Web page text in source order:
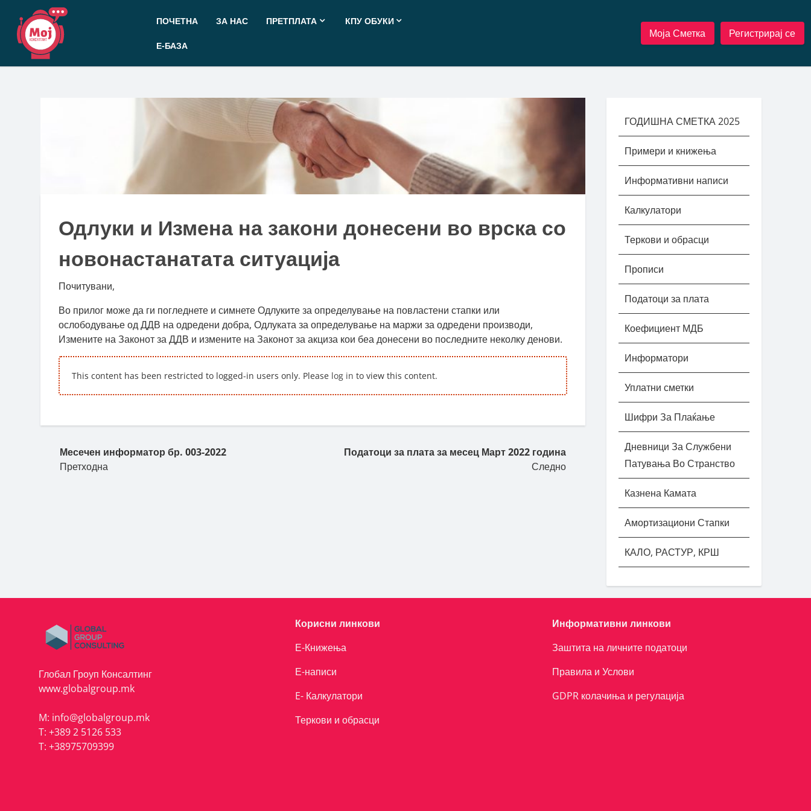
Прескокнете
содржината
ПОЧЕТНА ЗА НАС ПРЕТПЛАТА КПУ ОБУКИ
Е-БАЗА
Моја Сметка Регистрирај се
Одлуки и Измена на закони донесени во врска со
новонастанатата ситуација
Почитувани,
Во прилог може да ги погледнете и симнете Одлуките за определување на повластени стапки или
ослободување од ДДВ на одредени добра, Одлуката за определување на маржи за одредени производи,
Измените на Законот за ДДВ и измените на Законот за акциза кои беа донесени во последните неколку денови.
This content has been restricted to logged-in users only. Please log in to view this content.
Месечен информатор бр. 003-2022
Претходна
Податоци за плата за месец Март 2022 година
Следно
ГОДИШНА СМЕТКА 2025
Примери и книжења
Информативни написи
Калкулатори
Теркови и обрасци
Прописи
Податоци за плата
Коефициент МДБ
Информатори
Уплатни сметки
Шифри За Плаќање
Дневници За Службени
Патувања Во Странство
Казнена Камата
Амортизациони Стапки
КАЛО, РАСТУР, КРШ
Глобал Гроуп Консалтинг
www.globalgroup.mk
M: info@globalgroup.mk
T: +389 2 5126 533
T: +38975709399
Корисни линкови
Е-Книжења
Е-написи
E- Калкулатори
Теркови и обрасци
Информативни линкови
Заштита на личните податоци
Правила и Услови
GDPR колачиња и регулација